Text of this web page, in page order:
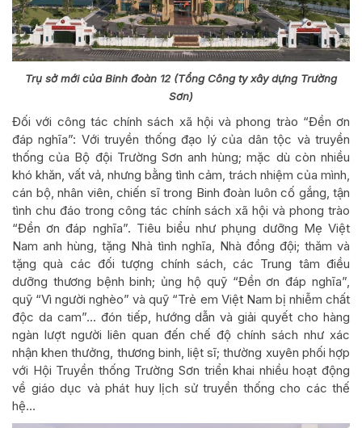
Trụ sở mới của Binh đoàn 12 (Tổng Công ty xây dựng Trường
Sơn)
Đối với công tác chính sách xã hội và phong trào “Đền ơn
đáp nghĩa”: Với truyền thống đạo lý của dân tộc và truyền
thống của Bộ đội Trường Sơn anh hùng; mặc dù còn nhiều
khó khăn, vất vả, nhưng bằng tình cảm, trách nhiệm của mình,
cán bộ, nhân viên, chiến sĩ trong Binh đoàn luôn cố gắng, tận
tình chu đáo trong công tác chính sách xã hội và phong trào
“Đền ơn đáp nghĩa”. Tiêu biểu như phụng dưỡng Mẹ Việt
Nam anh hùng, tặng Nhà tình nghĩa, Nhà đồng đội; thăm và
tặng quà các đối tượng chính sách, các Trung tâm điều
dưỡng thương bệnh binh; ủng hộ quỹ “Đền ơn đáp nghĩa”,
quỹ “Vì người nghèo” và quỹ “Trẻ em Việt Nam bị nhiễm chất
độc da cam”… đón tiếp, hướng dẫn và giải quyết cho hàng
ngàn lượt người liên quan đến chế độ chính sách như xác
nhận khen thưởng, thương binh, liệt sĩ; thường xuyên phối hợp
với Hội Truyền thống Trường Sơn triển khai nhiều hoạt động
về giáo dục và phát huy lịch sử truyền thống cho các thế
hệ…